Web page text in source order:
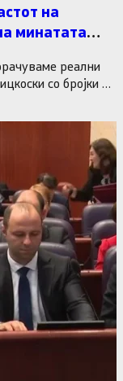
на
минатата
реални
со бројки и